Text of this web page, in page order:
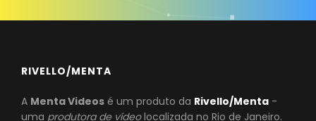
RIVELLO/MENTA
A Menta Videos é um produto da Rivello/Menta -
uma produtora de vídeolocalizada no Rio de Janeiro.